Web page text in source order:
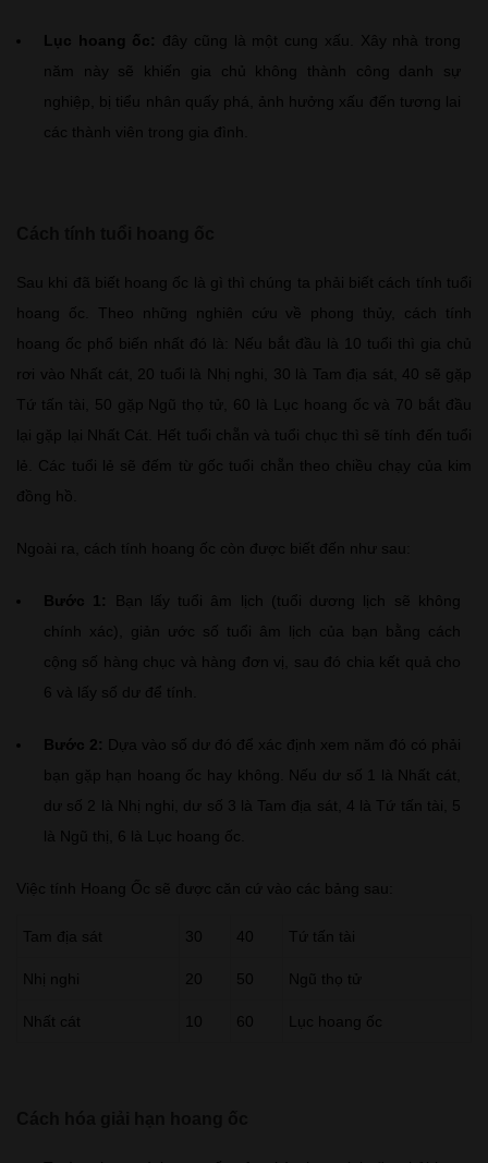
Lục hoang ốc: đây cũng là một cung xấu. Xây nhà trong
năm này sẽ khiến gia chủ không thành công danh sự
nghiệp, bị tiểu nhân quấy phá, ảnh hưởng xấu đến tương lai
các thành viên trong gia đình.
Sau khi đã biết hoang ốc là gì thì chúng ta phải biết cách tính tuổi
hoang ốc. Theo những nghiên cứu về phong thủy, cách tính
hoang ốc phổ biến nhất đó là: Nếu bắt đầu là 10 tuổi thì gia chủ
rơi vào Nhất cát, 20 tuổi là Nhị nghi, 30 là Tam địa sát, 40 sẽ gặp
Tứ tấn tài, 50 gặp Ngũ thọ tử, 60 là Lục hoang ốc và 70 bắt đầu
lại gặp lại Nhất Cát. Hết tuổi chẵn và tuổi chục thì sẽ tính đến tuổi
lẻ. Các tuổi lẻ sẽ đếm từ gốc tuổi chẵn theo chiều chạy của kim
đồng hồ.
Ngoài ra, cách tính hoang ốc còn được biết đến như sau:
Bước 1:
Bạn lấy tuổi âm lịch (tuổi dương lịch sẽ không
chính xác), giản ước số tuổi âm lịch của bạn bằng cách
cộng số hàng chục và hàng đơn vị, sau đó chia kết quả cho
6 và lấy số dư để tính.
Bước 2: Dựa vào số dư đó để xác định xem năm đó có phải
bạn gặp hạn hoang ốc hay không. Nếu dư số 1 là Nhất cát,
dư số 2 là Nhị nghi, dư số 3 là Tam địa sát, 4 là Tứ tấn tài, 5
là Ngũ thị, 6 là Lục hoang ốc.
Việc tính Hoang Ốc sẽ được căn cứ vào các bảng sau:
Tam địa sát 30 40 Tứ tấn tài
Nhị nghi 20 50 Ngũ thọ tử
Nhất cát 10 60 Lục hoang ốc